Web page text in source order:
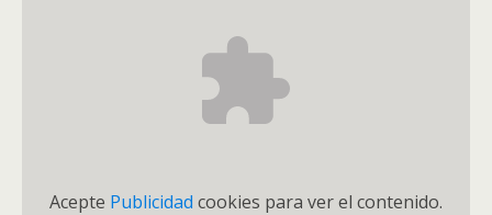
Acepte Publicidad cookies para ver el contenido.